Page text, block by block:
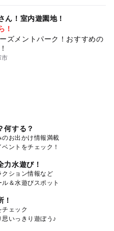
ん！室内遊園地！
！
ズメントパーク！おすすめの
市
何する？
お出かけ情報満載
ントをチェック！
力水遊び！
ション情報など
＆水遊びスポット
！
ェック
いっきり遊ぼう♪